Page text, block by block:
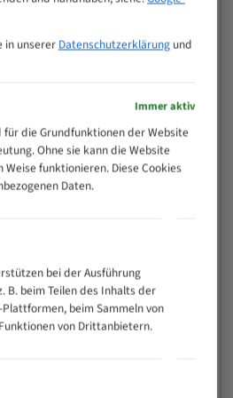
in unserer Datenschutzerklärungund
Immer aktiv
für die Grundfunktionen der Website
Ohne sie kann die Website
funktionieren. Diese Cookies
Daten.
bei der Ausführung
B. beim Teilen des Inhalts der
beim Sammeln von
von Drittanbietern.